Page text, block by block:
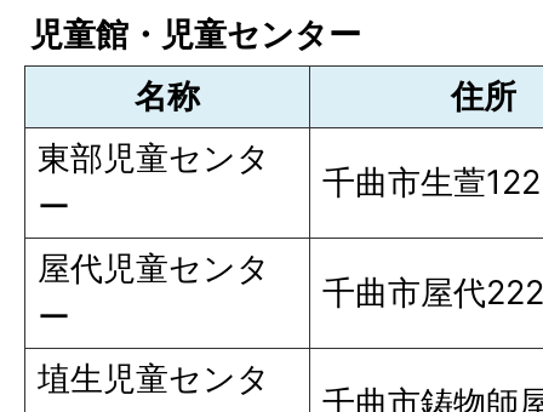
児童館・児童センター
名称
住所
東部児童センタ
ー
千曲市生萱122
屋代児童センタ
ー
千曲市屋代
埴生児童センタ
千曲市鋳物師